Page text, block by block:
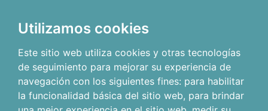
Utilizamos cookies
Este sitio web utiliza cookies y otras tecnologías
de seguimiento para mejorar su experiencia de
navegación con los siguientes fines: para habilitar
la funcionalidad básica del sitio web, para brindar